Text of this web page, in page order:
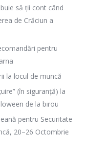
să ții cont când
de Crăciun a
pentru
la locul de muncă
(în siguranță) la
de la birou
pentru Securitate
20–26 Octombrie